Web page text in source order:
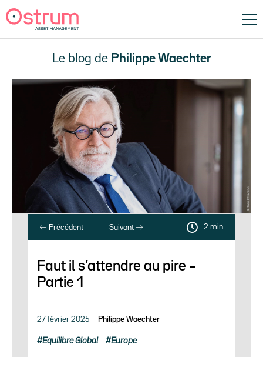
Le blog de Philippe Waechter
Précédent Suivant 2 min
Faut il s’attendre au pire –
Partie 1
27 février 2025 Philippe Waechter
Equilibre Global Europe